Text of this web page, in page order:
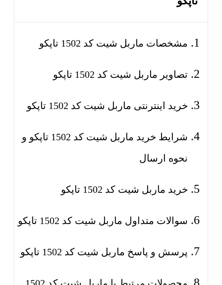
مشخصات ماربل شیت کد 1502 تاپکو
تصاویر ماربل شیت کد 1502 تاپکو
خرید اینترنتی ماربل شیت کد 1502 تاپکو
شرایط خرید ماربل شیت کد 1502 تاپکو و
نحوه ارسال
خرید ماربل شیت کد 1502 تاپکو
سوالات متداول ماربل شیت کد 1502 تاپکو
پرسش و پاسخ ماربل شیت کد 1502 تاپکو